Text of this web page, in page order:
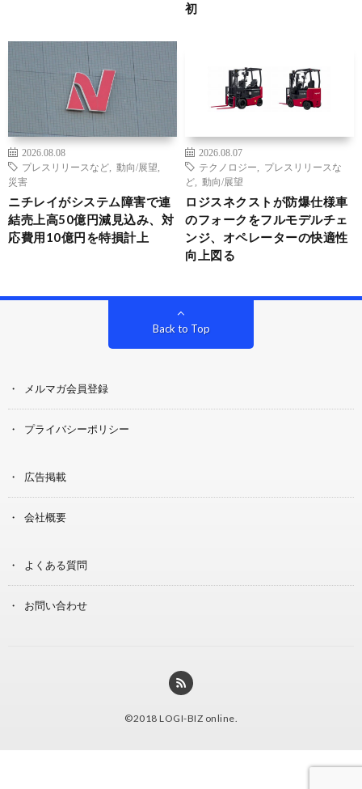
初
2026.08.08
プレスリリースなど
動向/展望
災害
ニチレイがシステム障害で連
結売上高50億円減見込み、対
応費用10億円を特損計上
2026.08.07
テクノロジー
プレスリリースな
ど
動向/展望
ロジスネクストが防爆仕様車
のフォークをフルモデルチェ
ンジ、オペレーターの快適性
向上図る
Back to Top
メルマガ会員登録
プライバシーポリシー
広告掲載
会社概要
よくある質問
お問い合わせ
©2018 LOGI-BIZ online